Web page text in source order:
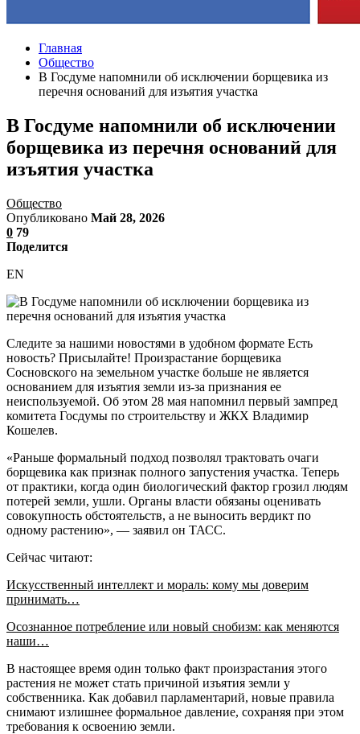
Главная
Общество
В Госдуме напомнили об исключении борщевика из
перечня оснований для изъятия участка
В Госдуме напомнили об исключении
борщевика из перечня оснований для
изъятия участка
Общество
Опубликовано Май 28, 2026
0 79
Поделится
EN
Следите за нашими новостями в удобном формате Есть
новость? Присылайте! Произрастание борщевика
Сосновского на земельном участке больше не является
основанием для изъятия земли из-за признания ее
неиспользуемой. Об этом 28 мая напомнил первый зампред
комитета Госдумы по строительству и ЖКХ Владимир
Кошелев.
«Раньше формальный подход позволял трактовать очаги
борщевика как признак полного запустения участка. Теперь
от практики, когда один биологический фактор грозил людям
потерей земли, ушли. Органы власти обязаны оценивать
совокупность обстоятельств, а не выносить вердикт по
одному растению», — заявил он ТАСС.
Сейчас читают:
Искусственный интеллект и мораль: кому мы доверим
принимать…
Осознанное потребление или новый снобизм: как меняются
наши…
В настоящее время один только факт произрастания этого
растения не может стать причиной изъятия земли у
собственника. Как добавил парламентарий, новые правила
снимают излишнее формальное давление, сохраняя при этом
требования к освоению земли.